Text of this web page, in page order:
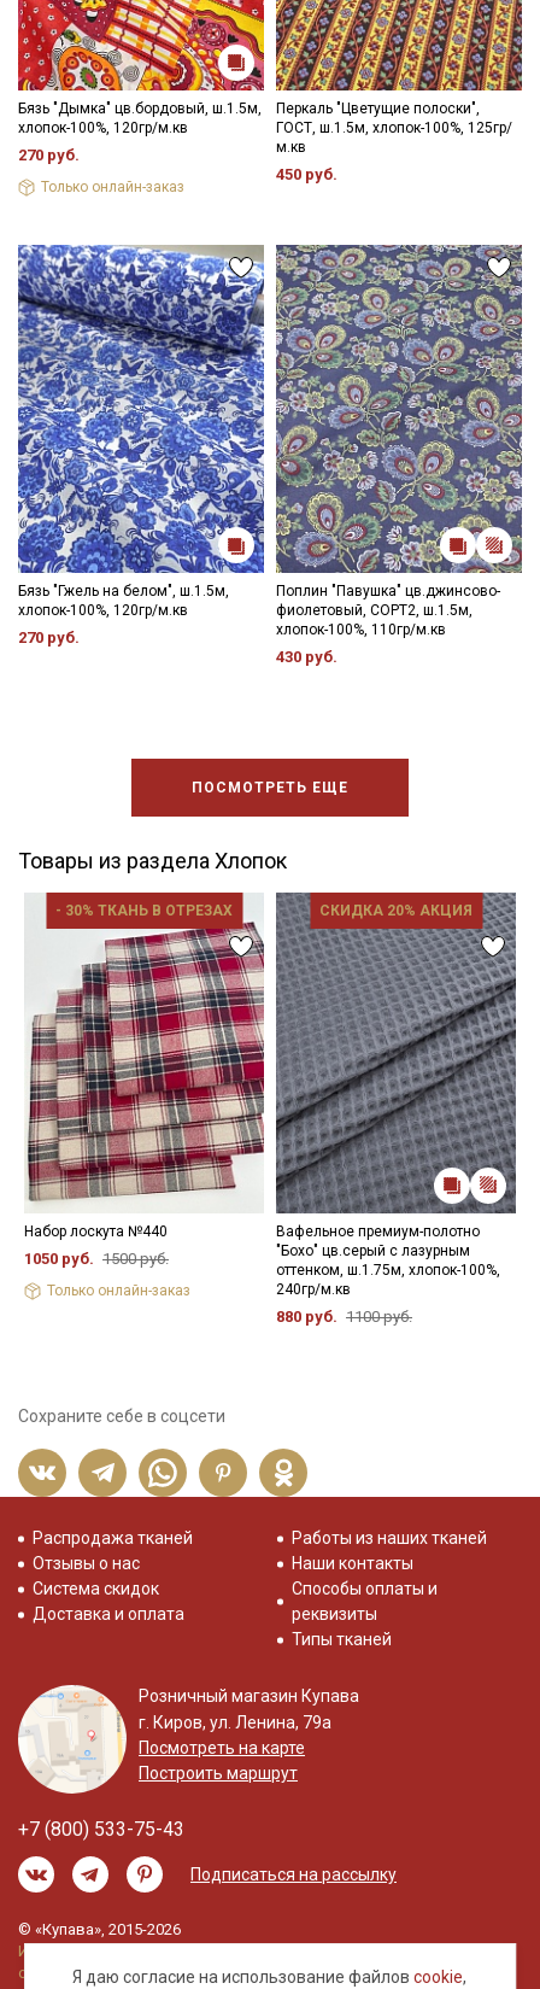
Бязь "Дымка" цв.бордовый, ш.1.5м,
хлопок-100%, 120гр/м.кв
270 руб.
Только онлайн-заказ
Перкаль "Цветущие полоски",
ГОСТ, ш.1.5м, хлопок-100%, 125гр/
м.кв
450 руб.
Бязь "Гжель на белом", ш.1.5м,
хлопок-100%, 120гр/м.кв
270 руб.
Поплин "Павушка" цв.джинсово-
фиолетовый, СОРТ2, ш.1.5м,
хлопок-100%, 110гр/м.кв
430 руб.
ПОСМОТРЕТЬ ЕЩЕ
Товары из раздела Хлопок
- 30% ТКАНЬ В ОТРЕЗАХ
Набор лоскута №440
1050 руб. 1500 руб.
Только онлайн-заказ
СКИДКА 20% АКЦИЯ
Вафельное премиум-полотно
"Бохо" цв.серый с лазурным
оттенком, ш.1.75м, хлопок-100%,
240гр/м.кв
880 руб. 1100 руб.
Сохраните себе в соцсети
Я даю согласие на использование файловcookie,
Распродажа тканей
Отзывы о нас
Система скидок
Доставка и оплата
Работы из наших тканей
Наши контакты
Способы оплаты и
реквизиты
Типы тканей
Розничный магазин Купава
г. Киров, ул. Ленина, 79а
Посмотреть на карте
Построить маршрут
+7 (800) 533-75-43
Подписаться на рассылку
© «Купава», 2015-2026
Информация на сайте не является публичной
офертой.